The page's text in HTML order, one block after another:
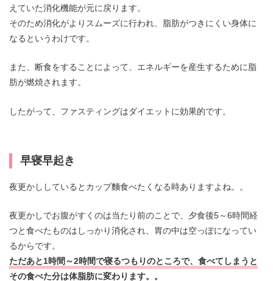
えていた消化機能が元に戻ります。
そのため消化がよりスムーズに行われ、脂肪がつきにくい身体に
なるというわけです。
また、断食をすることによって、エネルギーを産生するために脂
肪が燃焼されます。
したがって、ファスティングはダイエットに効果的です。
早寝早起き
夜更かししているとカップ麵食べたくなる時ありますよね。。
夜更かしでお腹がすくのは当たり前のことで、夕食後5～6時間経
つと食べたものはしっかり消化され、胃の中は空っぽになってい
るからです。
ただあと1時間～2時間で寝るつもりのところで、食べてしまうと
その食べた分は体脂肪に変わります。。